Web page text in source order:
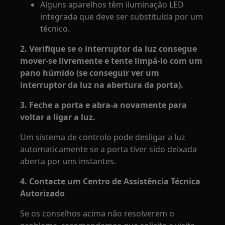
Alguns aparelhos têm iluminação LED
integrada que deve ser substituída por um
técnico.
2. Verifique se o interruptor da luz consegue
mover-se livremente e tente limpá-lo com um
pano húmido (se conseguir ver um
interruptor da luz na abertura da porta).
3. Feche a porta e abra-a novamente para
voltar a ligar a luz.
Um sistema de controlo pode desligar a luz
automaticamente se a porta tiver sido deixada
aberta por uns instantes.
4. Contacte um Centro de Assistência Técnica
Autorizado
Se os conselhos acima não resolverem o